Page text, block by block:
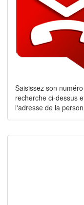
Saisissez son
recherche ci-dessus
l'adresse de la